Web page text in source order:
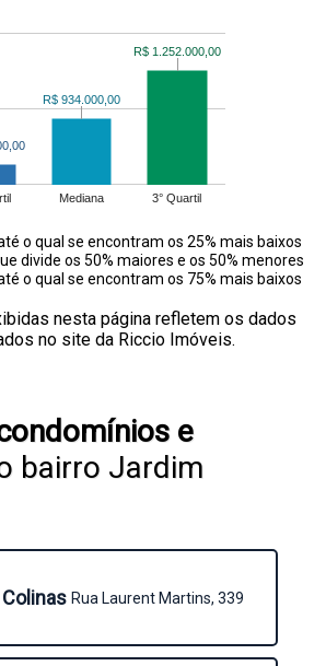
Mediana 3° Quartil
R$ 934.000,00
R$ 934.000,00
R$ 1.252.000,00
R$ 1.252.000,00
o qual se encontram os 25% mais baixos
divide os 50% maiores e os 50% menores
o qual se encontram os 75% mais baixos
nesta página refletem os dados
no site da Riccio Imóveis.
e
bairro Jardim
Rua Laurent Martins, 339